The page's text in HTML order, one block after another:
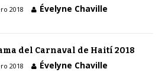
2018 Évelyne Chaville
del Carnaval de Haití 2018
2018 Évelyne Chaville